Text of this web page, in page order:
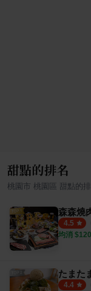
甜點的排名
桃園市 桃園區 甜點的
4.5
均消 $
たまた
4.4